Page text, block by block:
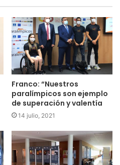
Franco: “Nuestros
paralímpicos son ejemplo
de superación y valentía
14 julio, 2021